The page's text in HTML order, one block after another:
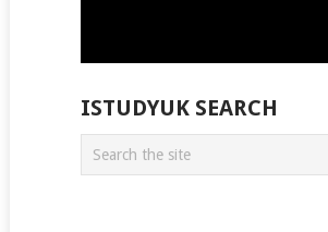
ISTUDYUK SEARCH